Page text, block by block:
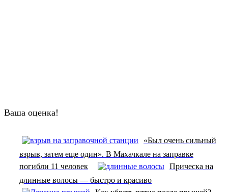
Ваша оценка!
«Был очень сильный
взрыв, затем еще один». В Махачкале на заправке
погибли 11 человек
Прическа на
длинные волосы — быстро и красиво